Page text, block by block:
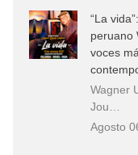
“La
peruano
voces
Wagner
Jou…
Agosto